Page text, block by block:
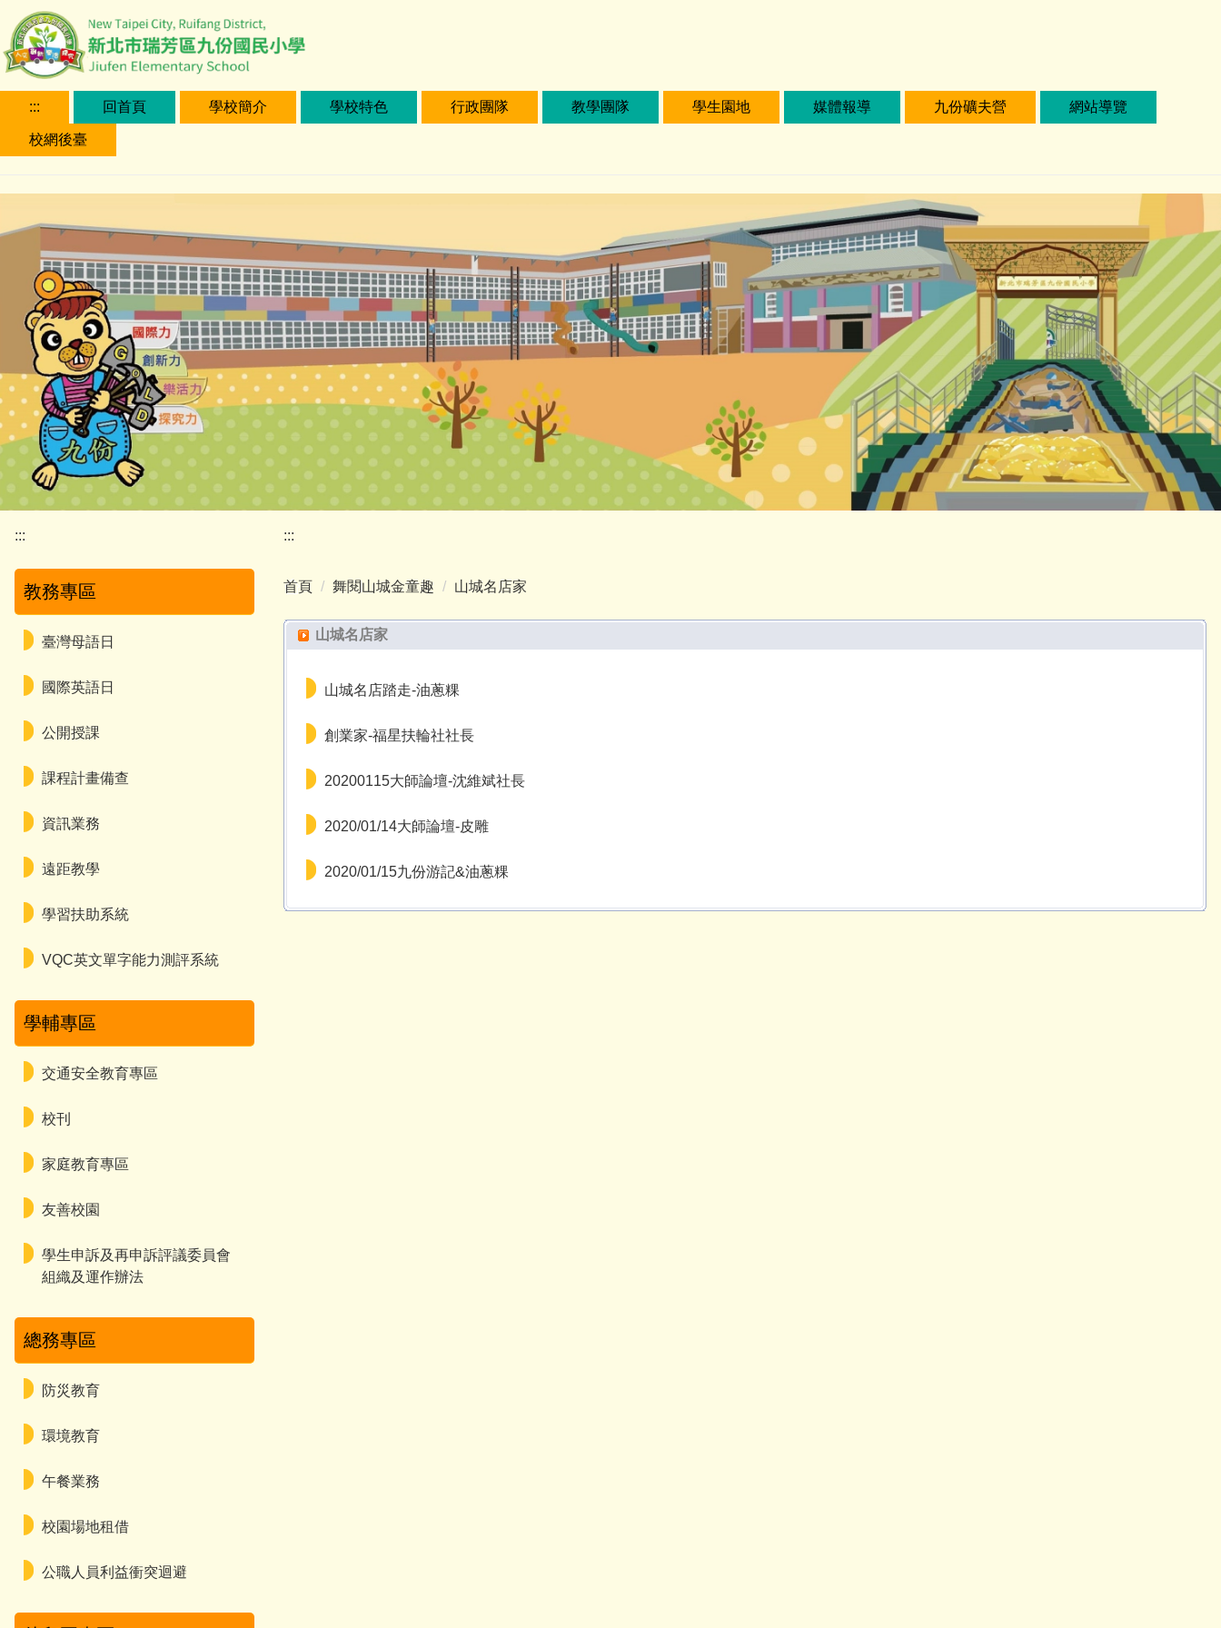
到
主
::: 回首頁 學校簡介 學校特色 行政團隊 教學團隊 學生園地 媒體報導 九份礦夫營 網站導覽
校網後臺
:::
教務專區
臺灣母語日
國際英語日
公開授課
課程計畫備查
資訊業務
遠距教學
學習扶助系統
VQC英文單字能力測評系統
學輔專區
交通安全教育專區
校刊
家庭教育專區
友善校園
學生申訴及再申訴評議委員會
組織及運作辦法
總務專區
防災教育
環境教育
午餐業務
校園場地租借
公職人員利益衝突迴避
:::
首頁 舞閱山城金童趣 山城名店家
山城名店家
山城名店踏走-油蔥粿
創業家-福星扶輪社社長
20200115大師論壇-沈維斌社長
2020/01/14大師論壇-皮雕
2020/01/15九份游記&油蔥粿